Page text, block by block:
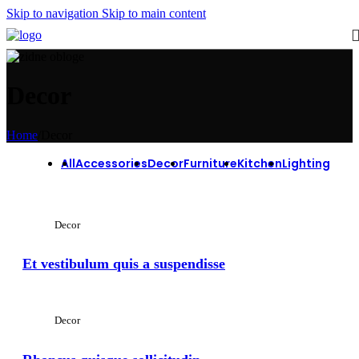
Skip to navigation Skip to main content
Home
AllAccessoriesDecorFurnitureKitchenLighting
Decor
Et vestibulum quis a suspendisse
Decor